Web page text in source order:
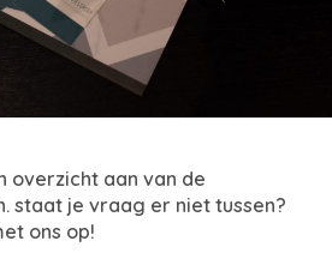
overzicht aan van de
staat je vraag er niet tussen?
ons op!